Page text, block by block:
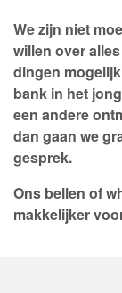
We zijn niet
willen over
dingen
bank in het
een andere
dan gaan we
gesprek.
Ons bellen of
makkelijker